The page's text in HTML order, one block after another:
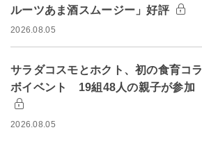
ルーツあま酒スムージー」好評
2026.08.05
サラダコスモとホクト、初の食育コラ
ボイベント 19組48人の親子が参加
2026.08.05